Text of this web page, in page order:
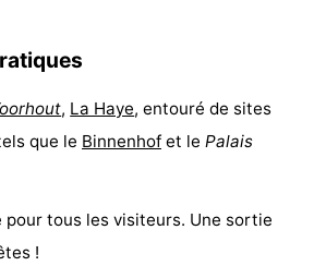
, La Haye, entouré de sites
que le Binnenhof et le Palais
pour tous les visiteurs. Une sortie
!